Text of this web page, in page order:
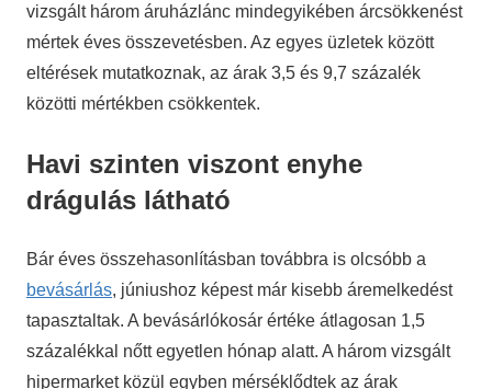
vizsgált három áruházlánc mindegyikében árcsökkenést
mértek éves összevetésben. Az egyes üzletek között
eltérések mutatkoznak, az árak 3,5 és 9,7 százalék
közötti mértékben csökkentek.
Havi szinten viszont enyhe
drágulás látható
Bár éves összehasonlításban továbbra is olcsóbb a
bevásárlás, júniushoz képest már kisebb áremelkedést
tapasztaltak. A bevásárlókosár értéke átlagosan 1,5
százalékkal nőtt egyetlen hónap alatt. A három vizsgált
hipermarket közül egyben mérséklődtek az árak